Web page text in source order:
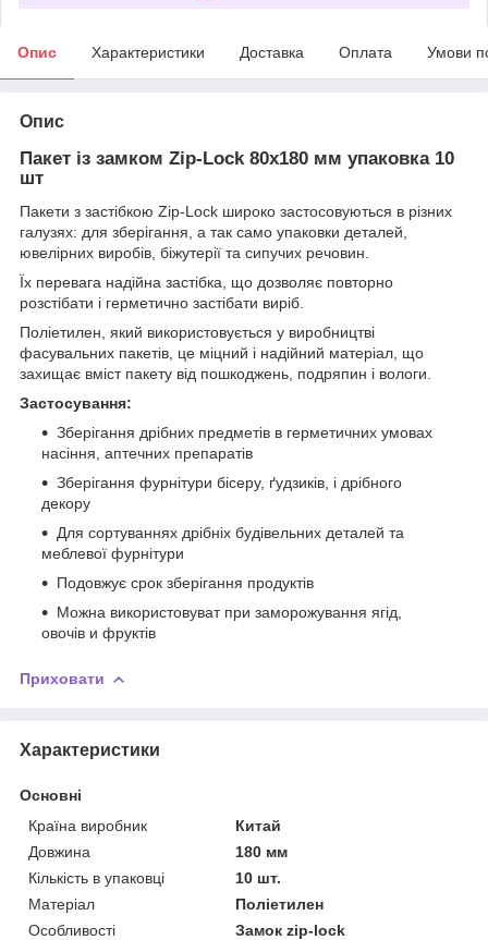
Опис Характеристики Доставка Оплата Умови
Опис
Пакет із замком Zip-Lock 80х180 мм упаковка 10
шт
Пакети з застібкою Zip-Lock широко застосовуються в різних
галузях: для зберігання, а так само упаковки деталей,
ювелірних виробів, біжутерії та сипучих речовин.
Їх перевага надійна застібка, що дозволяє повторно
розстібати і герметично застібати виріб.
Поліетилен, який використовується у виробництві
фасувальних пакетів, це міцний і надійний матеріал, що
захищає вміст пакету від пошкоджень, подряпин і вологи.
Застосування:
Зберігання дрібних предметів в герметичних умовах
насіння, аптечних препаратів
Зберігання фурнітури бісеру, ґудзиків, і дрібного
декору
Для сортуваннях дрібніх будівельних деталей та
меблевої фурнітури
Подовжує срок зберігання продуктів
Можна використовуват при заморожування ягід,
овочів и фруктів
Приховати
Характеристики
Основні
Країна виробник
Китай
Довжина
180 мм
Кількість в упаковці
10 шт.
Матеріал
Поліетилен
Особливості
Замок zip-lock